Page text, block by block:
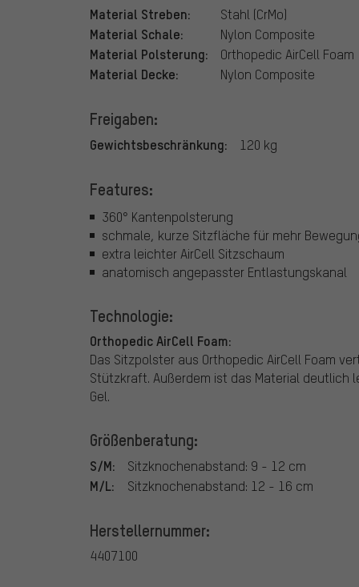
Material Streben: Stahl (CrMo)
Material Schale: Nylon Composite
Material Polsterung: Orthopedic AirCell Foam
Material Decke: Nylon Composite
Freigaben:
Gewichtsbeschränkung: 120 kg
Features:
360° Kantenpolsterung
schmale, kurze Sitzfläche für mehr
extra leichter AirCell Sitzschaum
anatomisch angepasster Entlastungskanal
Technologie:
Orthopedic AirCell Foam:
Das Sitzpolster aus Orthopedic AirCell Foam
Stützkraft. Außerdem ist das Material
Gel.
Größenberatung:
S/M: Sitzknochenabstand: 9 - 12 cm
M/L: Sitzknochenabstand: 12 - 16 cm
Herstellernummer:
4407100